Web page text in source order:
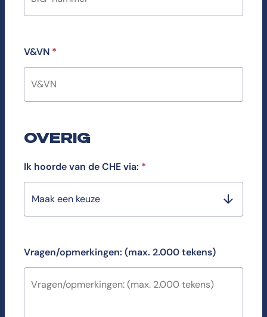
V&VN *
OVERIG
Ik hoorde van de CHE via: *
Maak een keuze
Vragen/opmerkingen: (max. 2.000 tekens)